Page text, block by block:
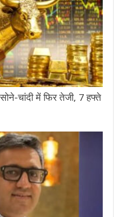
चांदी में फिर तेजी, 7 हफ्ते